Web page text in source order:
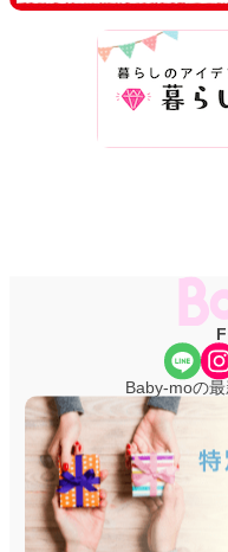
Share Icon
Baby-moの